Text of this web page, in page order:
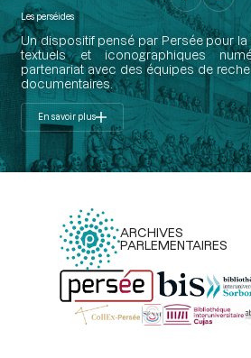
Les perséides
Un dispositif pensé par Persée pour
textuels et iconographiques
partenariat avec des équipes de
documentaires.
En savoir plus
ARCHIVES
PARLEMENTAIRES